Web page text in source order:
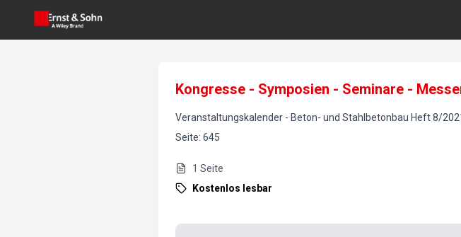
Kongresse - Symposien - Seminare -
Veranstaltungskalender - Beton- und Stahlbetonbau Heft8/
Seite: 645
1 Seite
Kostenlos lesbar